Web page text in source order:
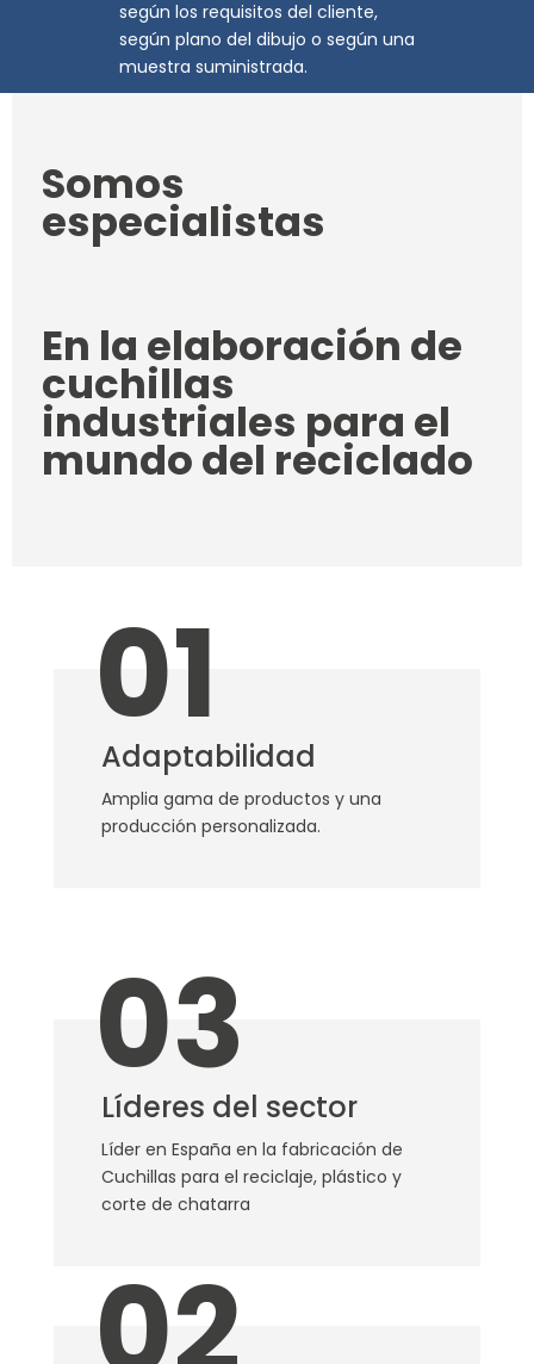
según los requisitos del cliente,
según plano del dibujo o según una
muestra suministrada.
Somos
especialistas
En la elaboración de
cuchillas
industriales para el
mundo del reciclado
01
Adaptabilidad
Amplia gama de productos y una
producción personalizada.
03
Líderes del sector
Líder en España en la fabricación de
Cuchillas para el reciclaje, plástico y
corte de chatarra